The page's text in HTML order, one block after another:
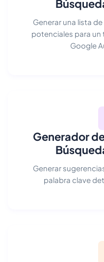
Generar una lista
potenciales para
Google
Generador
Generar
palabra clave